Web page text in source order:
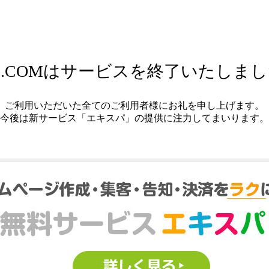
はサービスを終了いたしま
ご利用いただいた全てのご利用者様にお礼を申し上げます。
今後は新サービス「エキスパ」の提供に注力してまいります。